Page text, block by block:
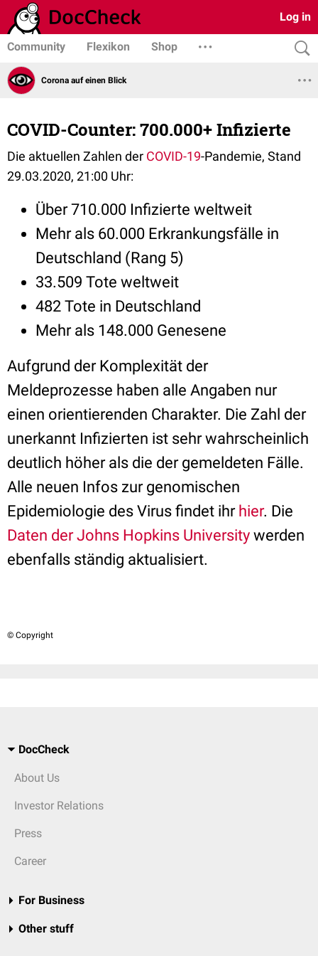
Log in
Community Flexikon Shop
Corona auf einen Blick
COVID-Counter: 700.000+ Infizierte
Die aktuellen Zahlen der COVID-19-Pandemie, Stand
29.03.2020, 21:00 Uhr:
Über 710.000 Infizierte weltweit
Mehr als 60.000 Erkrankungsfälle in
Deutschland (Rang 5)
33.509 Tote weltweit
482 Tote in Deutschland
Mehr als 148.000 Genesene
Aufgrund der Komplexität der
Meldeprozesse haben alle Angaben nur
einen orientierenden Charakter. Die Zahl der
unerkannt Infizierten ist sehr wahrscheinlich
deutlich höher als die der gemeldeten Fälle.
Alle neuen Infos zur genomischen
Epidemiologie des Virus findet ihr hier. Die
Daten der Johns Hopkins University werden
ebenfalls ständig aktualisiert.
© Copyright
DocCheck
About Us
Investor Relations
Press
Career
For Business
Other stuff